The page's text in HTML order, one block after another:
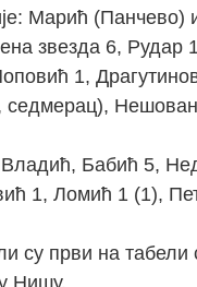
Марић
звезда 6, Рудар
1,
Бабић 5,
1, Ломић 1 (1),
су први на
Нишу.